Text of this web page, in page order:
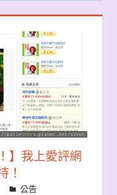
】我上愛評網
！
公告